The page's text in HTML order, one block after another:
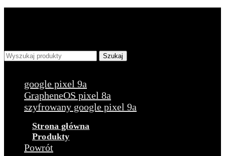
Szukaj
google pixel 9a
GrapheneOS pixel 8a
szyfrowany google pixel 9a
Strona główna
Produkty
Powrót